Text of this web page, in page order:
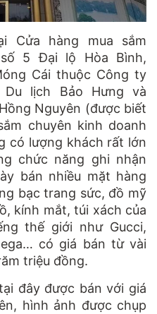
Cửa hàng mua sắm
5 Đại lộ Hòa Bình,
Cái thuộc Công ty
lịch Bảo Hưng và
Nguyên (được biết
chuyên kinh doanh
có lượng khách rất lớn
chức năng ghi nhận
bán nhiều mặt hàng
bạc trang sức, đồ mỹ
kính mắt, túi xách của
thế giới như Gucci,
có giá bán từ vài
triệu đồng.
đây được bán với giá
hình ảnh được chụp